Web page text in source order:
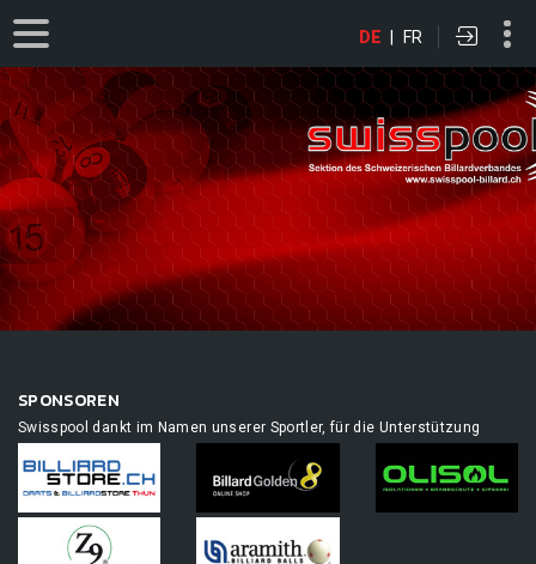
DE | FR
SPONSOREN
Swisspool dankt im Namen unserer Sportler, für die Unterstützung